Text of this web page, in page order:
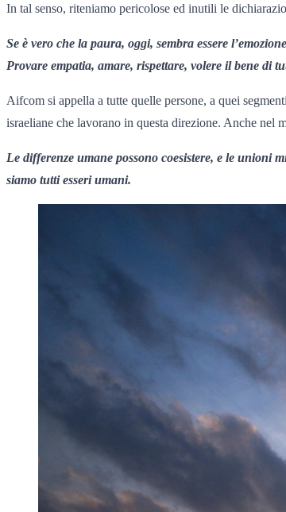
In tal senso, riteniamo pericolose ed inutili le
Se è vero che la paura, oggi, sembra essere
Provare empatia, amare, rispettare, volere il bene di
Aifcom si appella a tutte quelle persone, a quei
israeliane che lavorano in questa direzione. Anche nel
Le differenze umane possono coesistere, e le unioni
siamo tutti esseri umani.